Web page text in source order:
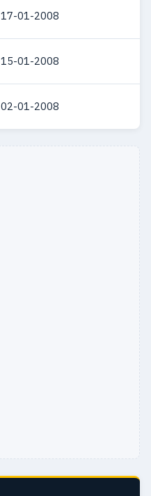
17-01-2008
15-01-2008
02-01-2008